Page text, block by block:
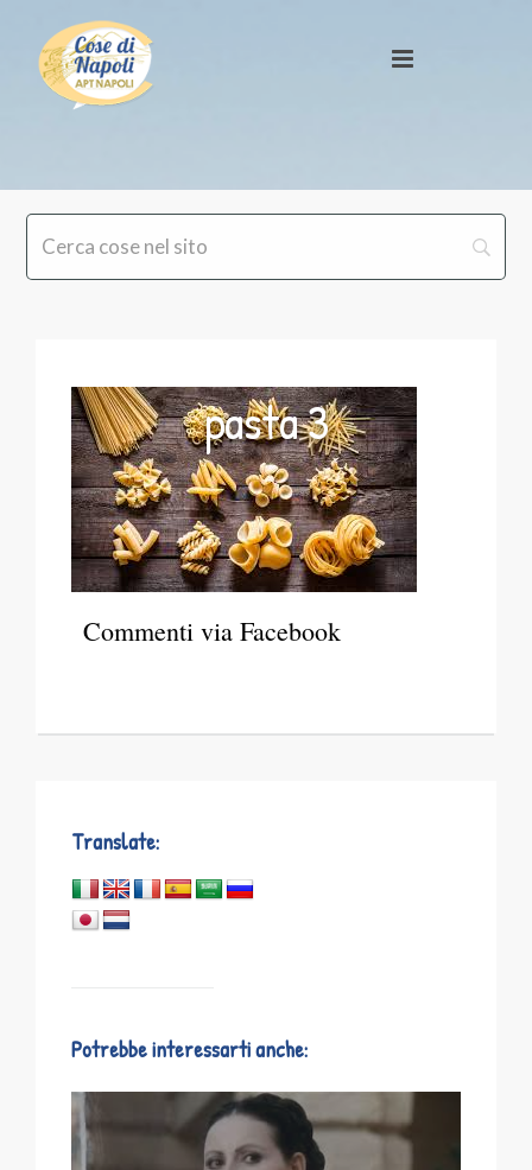
pasta 3
Commenti via Facebook
Translate:
Potrebbe interessarti anche: